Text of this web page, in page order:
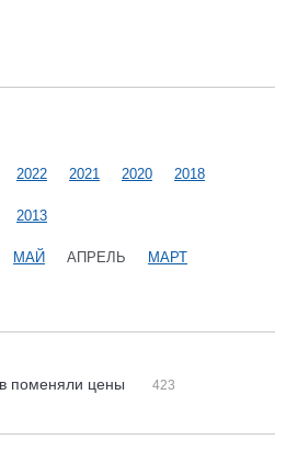
2022 2021 2020 2018
2013
МАЙ АПРЕЛЬ МАРТ
поменяли цены
423